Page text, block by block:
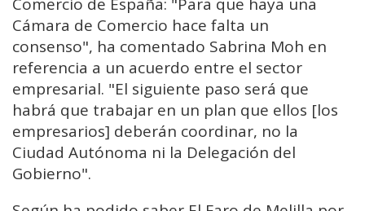
Comercio de España: "Para que haya una
Cámara de Comercio hace falta un
consenso", ha comentado Sabrina Moh en
referencia a un acuerdo entre el sector
empresarial. "El siguiente paso será que
habrá que trabajar en un plan que ellos [los
empresarios] deberán coordinar, no la
Ciudad Autónoma ni la Delegación del
Gobierno".